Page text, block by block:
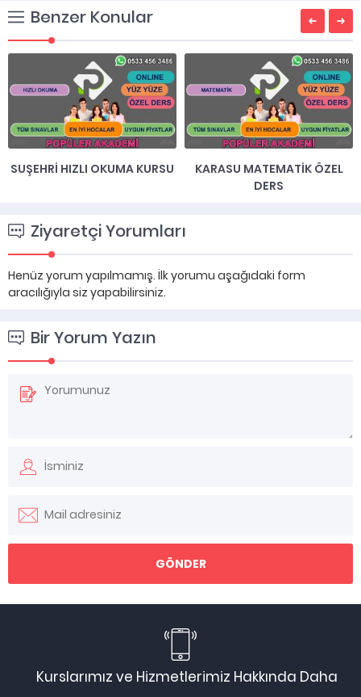
Benzer Konular
OKUMA KURSU
KARASU MATEMATIK ÖZEL
HIZLI
Ziyaretçi Yorumları
Henüz yorum yapılmamış. İlk yorumu aşağıdaki form
aracılığıyla siz yapabilirsiniz.
Bir Yorum Yazın
Kurslarımız ve Hizmetlerimiz Hakkında Daha